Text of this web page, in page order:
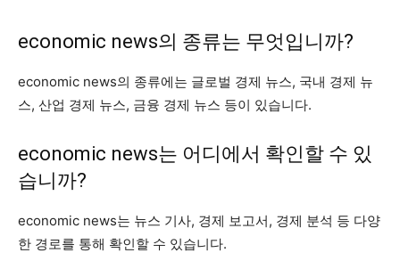
economic news의 종류는 무엇입니까?
economic news의 종류에는 글로벌 경제 뉴스, 국내 경제 뉴
스, 산업 경제 뉴스, 금융 경제 뉴스 등이 있습니다.
economic news는 어디에서 확인할 수 있
습니까?
economic news는 뉴스 기사, 경제 보고서, 경제 분석 등 다양
한 경로를 통해 확인할 수 있습니다.